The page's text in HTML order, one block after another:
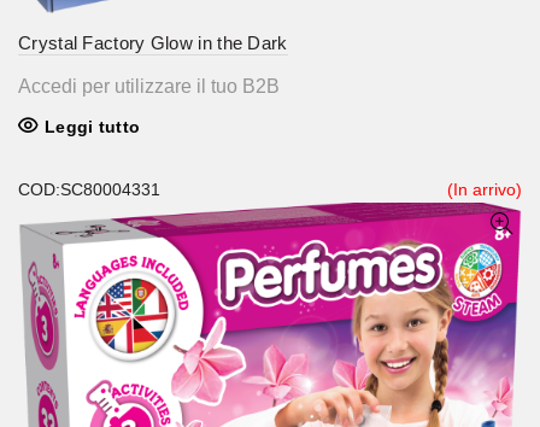
Crystal Factory Glow in the Dark
Accedi per utilizzare il tuo B2B
Leggi tutto
COD:SC80004331 (In arrivo)